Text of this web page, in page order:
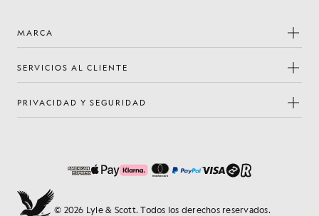
MARCA
SERVICIOS AL CLIENTE
PRIVACIDAD Y SEGURIDAD
© 2026 Lyle & Scott. Todos los derechos reservados.